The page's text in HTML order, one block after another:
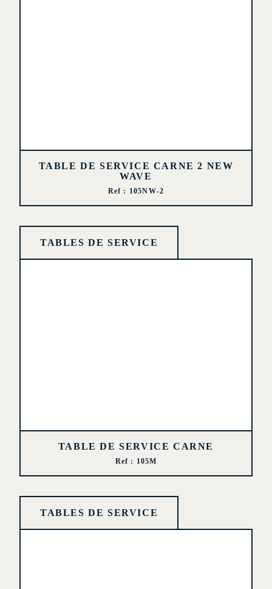
TABLE DE SERVICE CARNE 2 NEW
WAVE
Ref : 105NW-2
TABLES DE SERVICE
TABLE DE SERVICE CARNE
Ref : 105M
TABLES DE SERVICE